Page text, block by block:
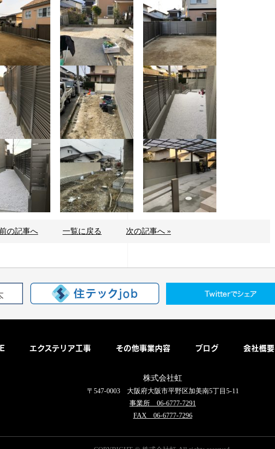
の記事へ 一覧に戻る 次の記事へ »
エクステリア工事 その他事業内容 ブログ 会社概要
株式会社虹
〒547-0003 大阪府大阪市平野区加美南5丁目5-11
事業所 06-6777-7291
FAX 06-6777-7296